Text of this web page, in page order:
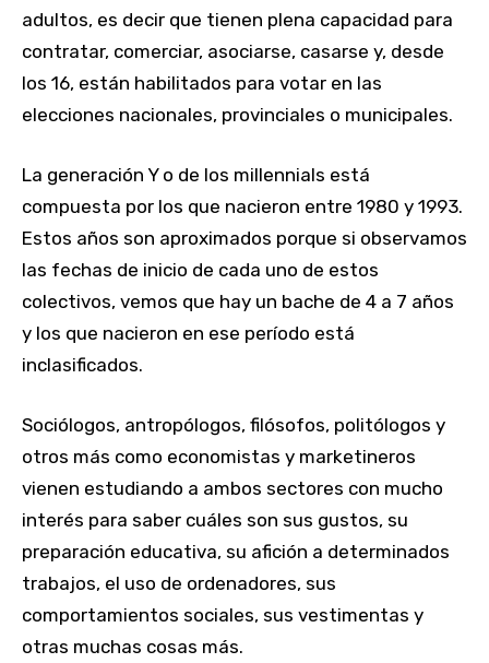
adultos, es decir que tienen plena capacidad para
contratar, comerciar, asociarse, casarse y, desde
los 16, están habilitados para votar en las
elecciones nacionales, provinciales o municipales.
La generación Y o de los millennials está
compuesta por los que nacieron entre 1980 y 1993.
Estos años son aproximados porque si observamos
las fechas de inicio de cada uno de estos
colectivos, vemos que hay un bache de 4 a 7 años
y los que nacieron en ese período está
inclasificados.
Sociólogos, antropólogos, filósofos, politólogos y
otros más como economistas y marketineros
vienen estudiando a ambos sectores con mucho
interés para saber cuáles son sus gustos, su
preparación educativa, su afición a determinados
trabajos, el uso de ordenadores, sus
comportamientos sociales, sus vestimentas y
otras muchas cosas más.